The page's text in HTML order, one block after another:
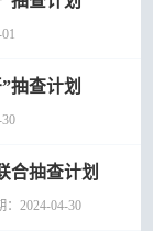
抽查计划
合抽查计划
2024-04-30